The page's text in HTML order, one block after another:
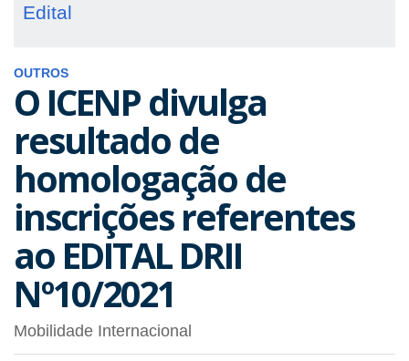
Edital
OUTROS
O ICENP divulga
resultado de
homologação de
inscrições referentes
ao EDITAL DRII
Nº10/2021
Mobilidade Internacional